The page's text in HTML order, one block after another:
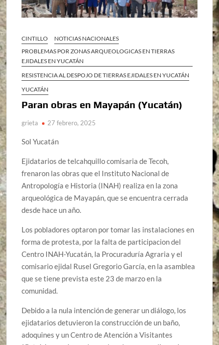
CINTILLO
NOTICIAS NACIONALES
PROBLEMAS POR ZONAS ARQUEOLOGICAS EN TIERRAS
EJIDALES EN YUCATÁN
RESISTENCIA AL DESPOJO DE TIERRAS EJIDALES EN YUCATÁN
YUCATÁN
Paran obras en Mayapán (Yucatán)
grieta 27 febrero, 2025
Sol Yucatán
Ejidatarios de telcahquillo comisaria de Tecoh,
frenaron las obras que el Instituto Nacional de
Antropología e Historia (INAH) realiza en la zona
arqueológica de Mayapán, que se encuentra cerrada
desde hace un año.
Los pobladores optaron por tomar las instalaciones en
forma de protesta, por la falta de participacion del
Centro INAH-Yucatán, la Procuraduría Agraria y el
comisario ejidal Rusel Gregorio García, en la asamblea
que se tiene prevista este 23 de marzo en la
comunidad.
Debido a la nula intención de generar un diálogo, los
ejidatarios detuvieron la construcción de un baño,
adoquines y un Centro de Atención a Visitantes